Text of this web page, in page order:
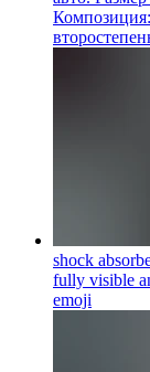
shock
fully visible
emoji